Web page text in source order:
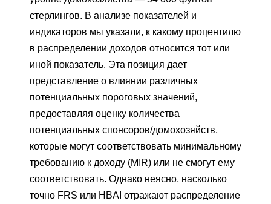
стерлингов. В анализе показателей и
индикаторов мы указали, к какому процентилю
в распределении доходов относится тот или
иной показатель. Эта позиция дает
представление о влиянии различных
потенциальных пороговых значений,
предоставляя оценку количества
потенциальных спонсоров/домохозяйств,
которые могут соответствовать минимальному
требованию к доходу (MIR) или не смогут ему
соответствовать. Однако неясно, насколько
точно FRS или HBAI отражают распределение